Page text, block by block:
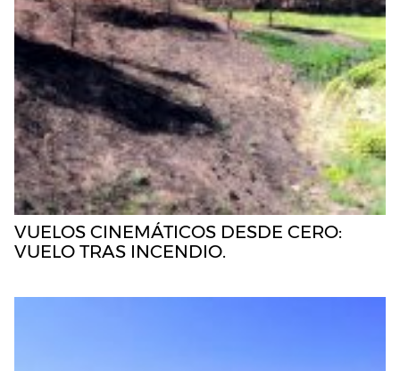
VUELOS CINEMÁTICOS DESDE CERO:
VUELO TRAS INCENDIO.